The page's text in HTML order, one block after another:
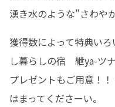
獲得数によって特典い
し暮らしの宿　紲ya-ツ
プレゼントもご用意！
はまってくださーい。